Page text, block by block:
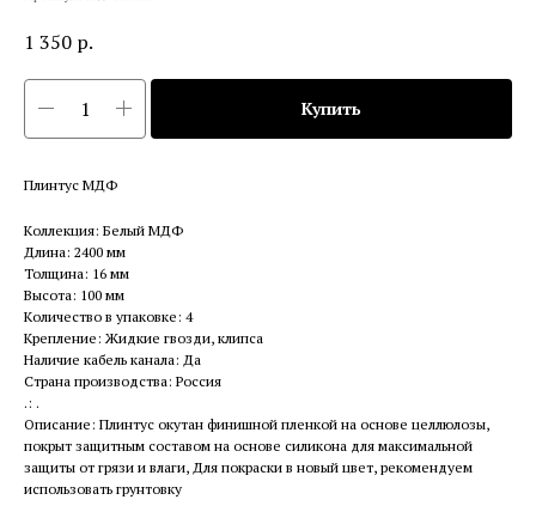
1 350 р.
Купить
Плинтус МДФ
Коллекция: Белый МДФ
Длина: 2400 мм
Толщина: 16 мм
Высота: 100 мм
Количество в упаковке: 4
Крепление: Жидкие гвозди, клипса
Наличие кабель канала: Да
Страна производства: Россия
.: .
Описание: Плинтус окутан финишной пленкой на основе целлюлозы,
покрыт защитным составом на основе силикона для максимальной
защиты от грязи и влаги, Для покраски в новый цвет, рекомендуем
использовать грунтовку